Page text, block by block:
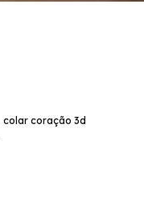
colar coração 3d